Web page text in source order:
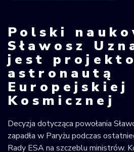
Obiektów
Kosmicznych
Polski
Sławosz
jest
astronautą
Europejskiej
Kosmicznej
Decyzja dotycząca powołania
zapadła w Paryżu podczas
Rady ESA na szczeblu ministrów.